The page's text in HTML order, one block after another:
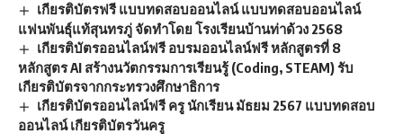
เกียรติบัตรฟรี แบบทดสอบออนไลน์ แบบทดสอบออนไลน์
แฟนพันธุ์แท้สุนทรภู่ จัดทำโดย โรงเรียนบ้านท่าด้วง 2568
เกียรติบัตรออนไลน์ฟรี อบรมออนไลน์ฟรี หลักสูตรที่ 8
หลักสูตร AI สร้างนวัตกรรมการเรียนรู้ (Coding, STEAM) รับ
เกียรติบัตรจากกระทรวงศึกษาธิการ
เกียรติบัตรออนไลน์ฟรี ครู นักเรียน มัธยม 2567 แบบทดสอบ
ออนไลน์ เกียรติบัตรวันครู